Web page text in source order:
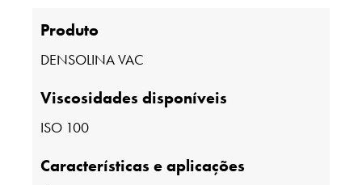
Produto
DENSOLINA VAC
Viscosidades disponíveis
ISO 100
Características e aplicações